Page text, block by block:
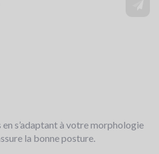
s’adaptant à votre morphologie
la bonne posture.